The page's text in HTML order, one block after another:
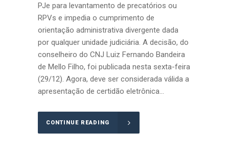
PJe para levantamento de precatórios ou
RPVs e impedia o cumprimento de
orientação administrativa divergente dada
por qualquer unidade judiciária. A decisão, do
conselheiro do CNJ Luiz Fernando Bandeira
de Mello Filho, foi publicada nesta sexta-feira
(29/12). Agora, deve ser considerada válida a
apresentação de certidão eletrônica...
CONTINUE READING